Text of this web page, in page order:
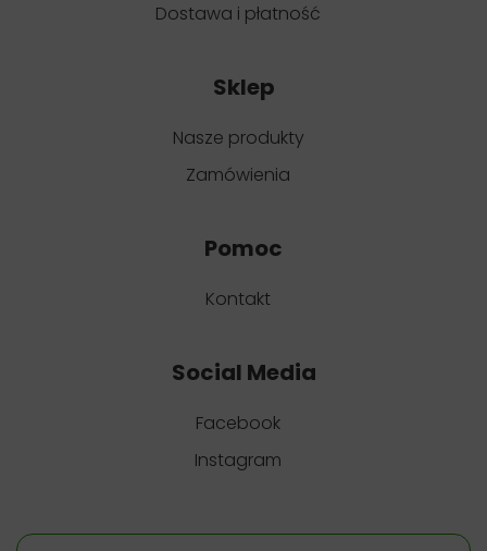
Dostawa i płatność
Sklep
Nasze produkty
Zamówienia
Pomoc
Kontakt
Social Media
Facebook
Instagram